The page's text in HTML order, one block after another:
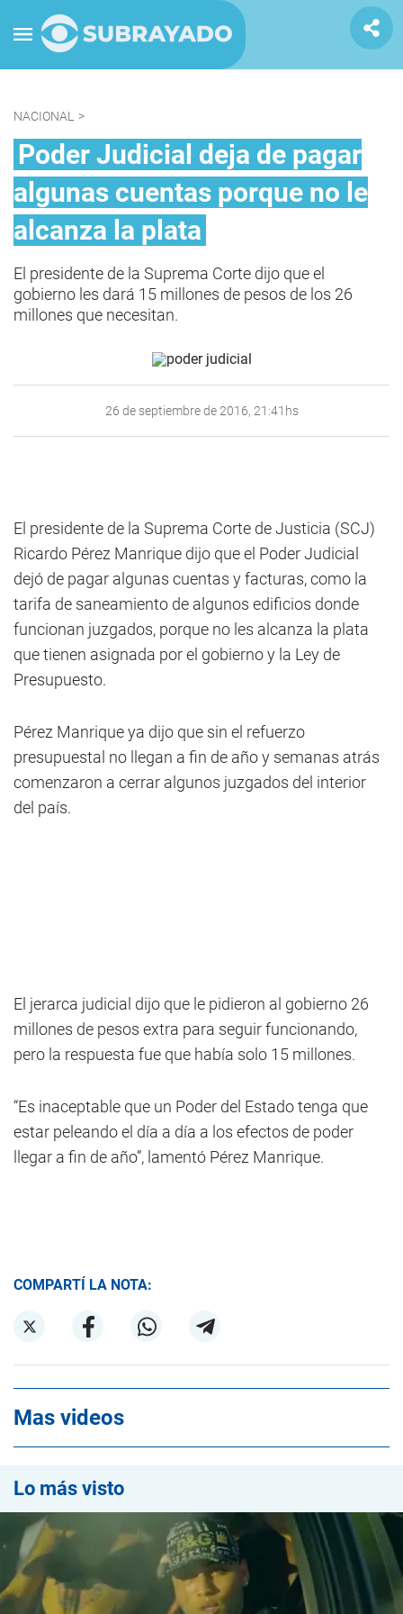
NACIONAL >
Poder Judicial deja de pagar
algunas cuentas porque no le
alcanza la plata
El presidente de la Suprema Corte dijo que el
gobierno les dará 15 millones de pesos de los 26
millones que necesitan.
26 de septiembre de 2016, 21:41hs
El presidente de la Suprema Corte de Justicia (SCJ)
Ricardo Pérez Manrique dijo que el Poder Judicial
dejó de pagar algunas cuentas y facturas, como la
tarifa de saneamiento de algunos edificios donde
funcionan juzgados, porque no les alcanza la plata
que tienen asignada por el gobierno y la Ley de
Presupuesto.
Pérez Manrique ya dijo que sin el refuerzo
presupuestal no llegan a fin de año y semanas atrás
comenzaron a cerrar algunos juzgados del interior
del país.
El jerarca judicial dijo que le pidieron al gobierno 26
millones de pesos extra para seguir funcionando,
pero la respuesta fue que había solo 15 millones.
“Es inaceptable que un Poder del Estado tenga que
estar peleando el día a día a los efectos de poder
llegar a fin de año”, lamentó Pérez Manrique.
COMPARTÍ LA NOTA:
Mas videos
Lo más visto